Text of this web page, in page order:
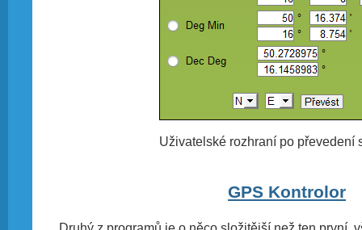
Uživatelské rozhraní po převedení
GPS Kontrolor